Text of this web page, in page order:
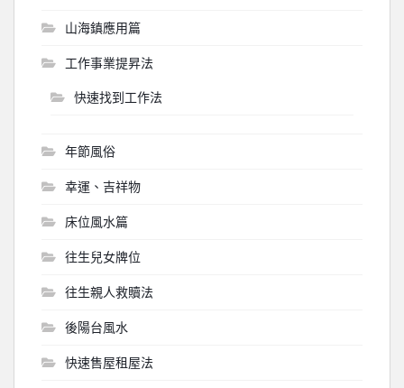
山海鎮應用篇
工作事業提昇法
快速找到工作法
年節風俗
幸運、吉祥物
床位風水篇
往生兒女牌位
往生親人救贖法
後陽台風水
快速售屋租屋法